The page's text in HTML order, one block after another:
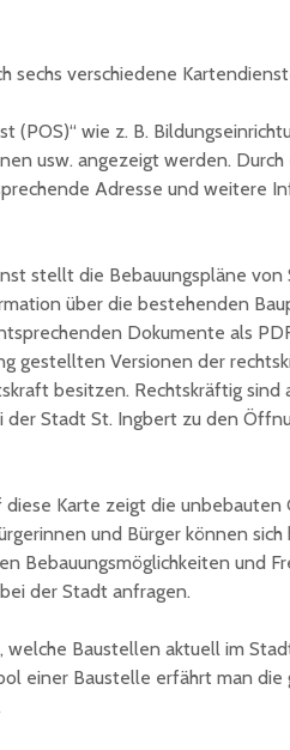
sechs verschiedene
(POS)“ wie z. B.
usw. angezeigt werden. Durch
Adresse und weitere
stellt die Bebauungspläne von
über die bestehenden
Dokumente als
gestellten Versionen der
besitzen. Rechtskräftig sind
der Stadt St. Ingbert zu den
Karte zeigt die unbebauten
und Bürger können
Bebauungsmöglichkeiten und
der Stadt anfragen.
welche Baustellen aktuell im
einer Baustelle erfährt man
begeistert erneut
„Mamma Mia!“